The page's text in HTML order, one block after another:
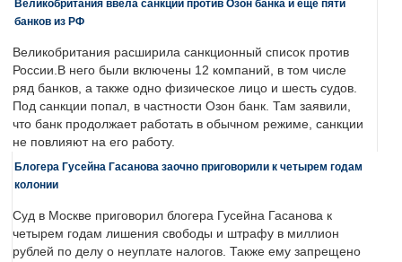
Великобритания ввела санкции против Озон банка и еще пяти
банков из РФ
Великобритания расширила санкционный список против
России.В него были включены 12 компаний, в том числе
ряд банков, а также одно физическое лицо и шесть судов.
Под санкции попал, в частности Озон банк. Там заявили,
что банк продолжает работать в обычном режиме, санкции
не повлияют на его работу.
Блогера Гусейна Гасанова заочно приговорили к четырем годам
колонии
Суд в Москве приговорил блогера Гусейна Гасанова к
четырем годам лишения свободы и штрафу в миллион
рублей по делу о неуплате налогов. Также ему запрещено